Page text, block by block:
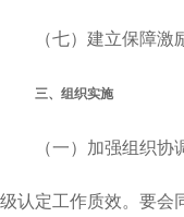
（七）建立保障激励
三、组织实施
（一）加强组织协调
级认定工作质效。要会